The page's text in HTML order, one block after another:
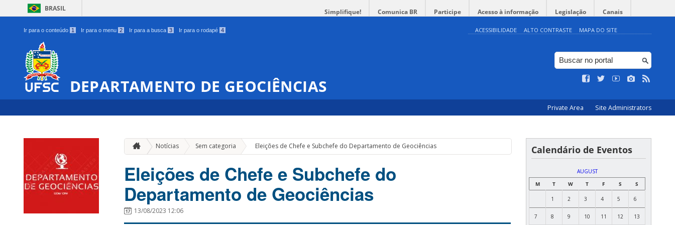
BRASIL Simplifique! Comunica BR Participe Acesso à informação Legislação Canais
Ir para o conteúdo 1 Ir para o menu 2 Ir para a busca 3 Ir para o rodapé 4 ACESSIBILIDADE ALTO CONTRASTE MAPA DO SITE
DEPARTAMENTO DE GEOCIÊNCIAS
Private Area Site Administrators
Notícias Sem categoria » Eleições de Chefe e Subchefe do Departamento de Geociências
Eleições de Chefe e Subchefe do
Departamento de Geociências
13/08/2023 12:06
Calendário de Eventos
AUGUST
M
T W T F S S
1 2 3 4 5 6
7 8 9 10 11 12 13